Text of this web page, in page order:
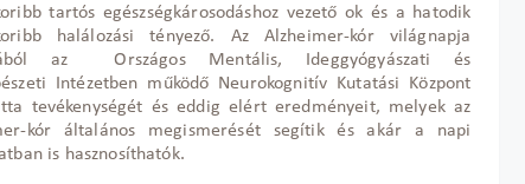
tartós egészségkárosodáshoz vezető ok és a hatodik
halálozási tényező. Az Alzheimer-kór világnapja
az Országos Mentális, Ideggyógyászati és
Intézetben működő Neurokognitív Kutatási Központ
tevékenységét és eddig elért eredményeit, melyek az
kór általános megismerését segítik és akár a napi
is hasznosíthatók.